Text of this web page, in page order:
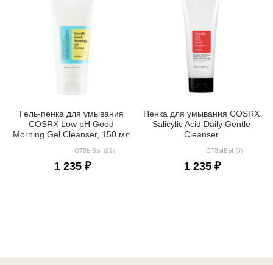
Гель-пенка для умывания
COSRX Low pH Good
Morning Gel Cleanser, 150 мл
ОТЗЫВЫ (21)
1 235 ₽
Пенка для умывания COSRX
Salicylic Acid Daily Gentle
Cleanser
ОТЗЫВЫ (5)
1 235 ₽